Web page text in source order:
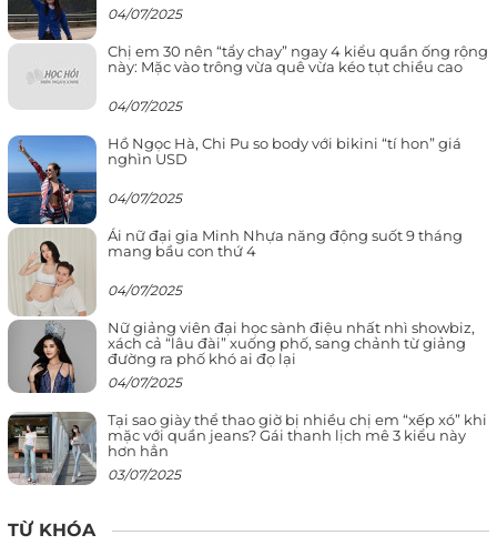
04/07/2025
Chị em 30 nên “tẩy chay” ngay 4 kiểu quần ống rộng
này: Mặc vào trông vừa quê vừa kéo tụt chiều cao
04/07/2025
Hồ Ngọc Hà, Chi Pu so body với bikini “tí hon” giá
nghìn USD
04/07/2025
Ái nữ đại gia Minh Nhựa năng động suốt 9 tháng
mang bầu con thứ 4
04/07/2025
Nữ giảng viên đại học sành điệu nhất nhì showbiz,
xách cả “lâu đài” xuống phố, sang chảnh từ giảng
đường ra phố khó ai đọ lại
04/07/2025
Tại sao giày thể thao giờ bị nhiều chị em “xếp xó” khi
mặc với quần jeans? Gái thanh lịch mê 3 kiểu này
hơn hẳn
03/07/2025
TỪ KHÓA